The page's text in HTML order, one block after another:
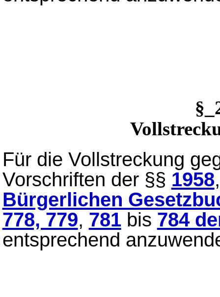
Für die Vollstreckung
Vorschriften der §§ 1958
Bürgerlichen
778, 779, 781bis 784
entsprechend